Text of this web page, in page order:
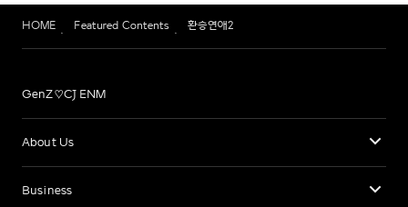
HOME Featured Contents 환승연애2
GenZ♡CJ ENM
About Us
Business